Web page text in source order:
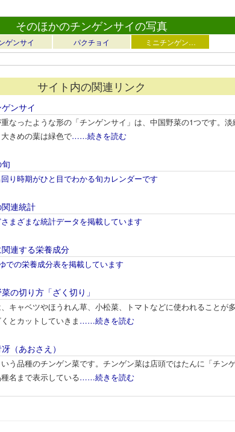
そのほかのチンゲンサイの写真
ゲンサイ パクチョイ ミニチンゲン…
サイト内の関連リンク
ンサイ
なったような形の「チンゲンサイ」は、中国野菜の1つです。
きめの葉は緑色で……続きを読む
り時期がひと目でわかる旬カレンダーです
連統計
まざまな統計データを掲載しています
連する栄養成分
での栄養成分表を掲載しています
の切り方「ざく切り」
、キャベツやほうれん草、小松菜、トマトなどに使われることが
とカットしていきま ……続きを読む
（あおさえ）
う品種のチンゲン菜です。チンゲン菜は店頭ではたんに「チン
名まで表示している……続きを読む